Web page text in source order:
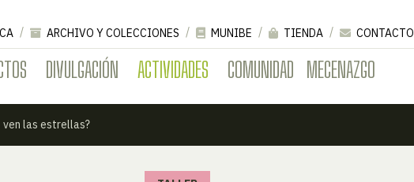
DIVULGACIÓN ACTIVIDADES COMUNIDAD MECENAZGO
ARCHIVO Y COLECCIONES MUNIBE TIENDA
CONTACTO
ven las estrellas?